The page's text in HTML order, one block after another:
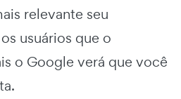
relevante seu
usuários que o
o Google verá que você